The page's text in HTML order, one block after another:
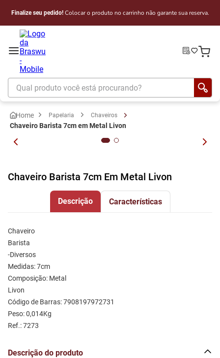
Finalize seu pedido!Colocar o produto no carrinho não garante sua reserva.
Qual produto você está procurando?
Papelaria Chaveiros
Chaveiro Barista 7cm em Metal Livon
Chaveiro Barista 7cm Em Metal Livon
Descrição Características
Chaveiro
Barista
-Diversos
Medidas: 7cm
Composição: Metal
Livon
Código de Barras: 7908197972731
Peso: 0,014Kg
Ref.: 7273
Descrição do produto